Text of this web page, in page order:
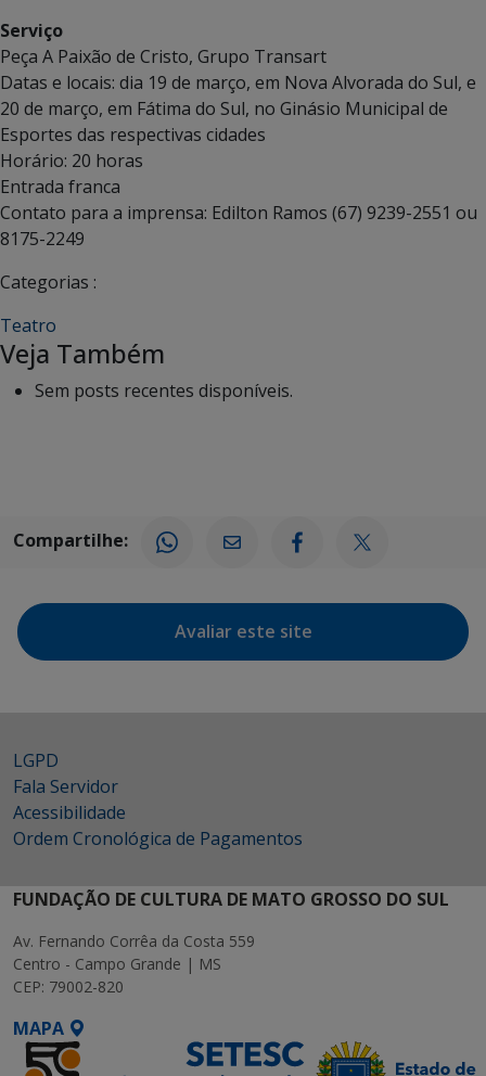
Serviço
Peça A Paixão de Cristo, Grupo Transart
Datas e locais: dia 19 de março, em Nova Alvorada do Sul, e
20 de março, em Fátima do Sul, no Ginásio Municipal de
Esportes das respectivas cidades
Horário: 20 horas
Entrada franca
Contato para a imprensa: Edilton Ramos (67) 9239-2551 ou
8175-2249
Categorias :
Teatro
Veja Também
Sem posts recentes disponíveis.
Compartilhe:
Avaliar este site
LGPD
Fala Servidor
Acessibilidade
Ordem Cronológica de Pagamentos
FUNDAÇÃO DE CULTURA DE MATO GROSSO DO SUL
Av. Fernando Corrêa da Costa 559
Centro - Campo Grande | MS
CEP: 79002-820
MAPA